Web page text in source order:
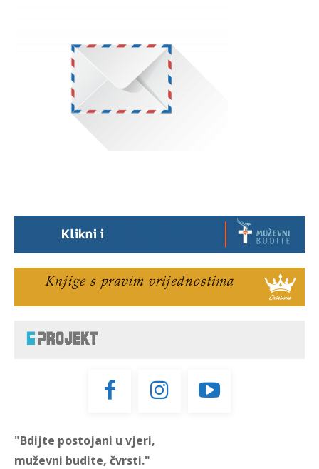
"Bdijte postojani u vjeri,
muževni budite, čvrsti."